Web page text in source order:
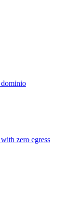
dominio
zero egress